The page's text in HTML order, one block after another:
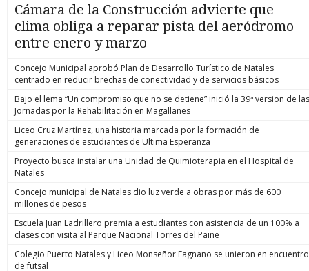
Cámara de la Construcción advierte que
clima obliga a reparar pista del aeródromo
entre enero y marzo
Concejo Municipal aprobó Plan de Desarrollo Turístico de Natales
centrado en reducir brechas de conectividad y de servicios básicos
Bajo el lema “Un compromiso que no se detiene” inició la 39ª version de las
Jornadas por la Rehabilitación en Magallanes
Liceo Cruz Martínez, una historia marcada por la formación de
generaciones de estudiantes de Ultima Esperanza
Proyecto busca instalar una Unidad de Quimioterapia en el Hospital de
Natales
Concejo municipal de Natales dio luz verde a obras por más de 600
millones de pesos
Escuela Juan Ladrillero premia a estudiantes con asistencia de un 100% a
clases con visita al Parque Nacional Torres del Paine
Colegio Puerto Natales y Liceo Monseñor Fagnano se unieron en encuentro
de futsal